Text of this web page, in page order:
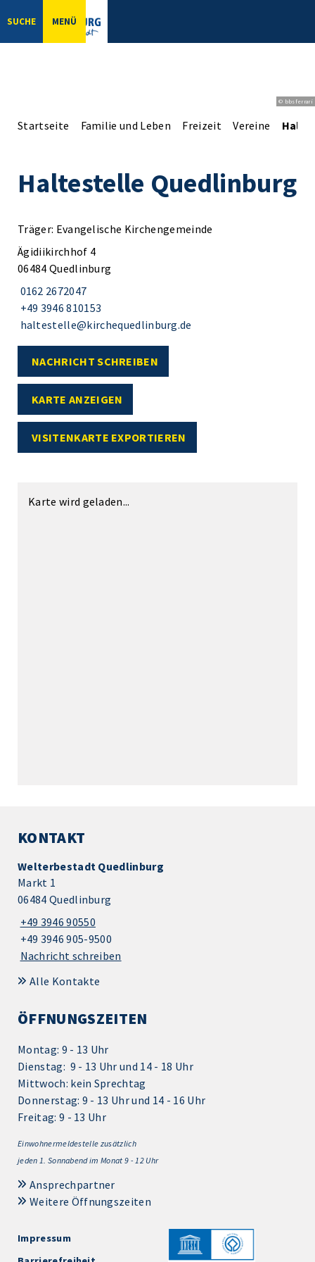
SUCHE MENÜ
© bbsferrari
Startseite Familie und Leben Freizeit Vereine
Haltestelle Quedlinburg
Träger: Evangelische Kirchengemeinde
Ägidiikirchhof 4
06484 Quedlinburg
0162 2672047
+49 3946 810153
haltestelle@kirchequedlinburg.de
NACHRICHT SCHREIBEN
KARTE ANZEIGEN
VISITENKARTE EXPORTIEREN
Karte wird geladen...
KONTAKT
Welterbestadt Quedlinburg
Markt 1
06484 Quedlinburg
+49 3946 90550
+49 3946 905-9500
Nachricht schreiben
Alle Kontakte
ÖFFNUNGSZEITEN
Montag: 9 - 13 Uhr
Dienstag: 9 - 13 Uhr und 14 - 18 Uhr
Mittwoch: kein Sprechtag
Donnerstag: 9 - 13 Uhr und 14 - 16 Uhr
Freitag: 9 - 13 Uhr
Einwohnermeldestelle zusätzlich
jeden 1. Sonnabend im Monat 9 - 12 Uhr
Ansprechpartner
Weitere Öffnungszeiten
Impressum